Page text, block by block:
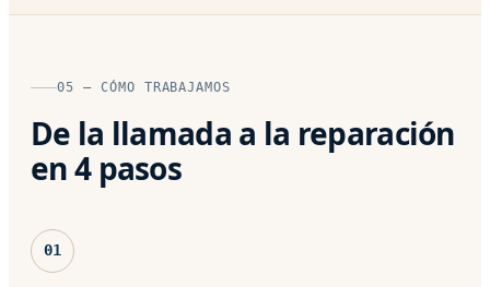
05 — CÓMO TRABAJAMOS
De la llamada a la reparación
en 4 pasos
01